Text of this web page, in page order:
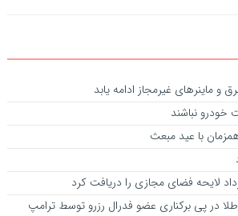
و ماینرهای غیرمجاز ادامه یابد
خودرو نباشند
با عید مبعث
لایحه فضای مجازی را دریافت کرد
در پی برکناری عضو فدرال رزرو توسط ترامپ